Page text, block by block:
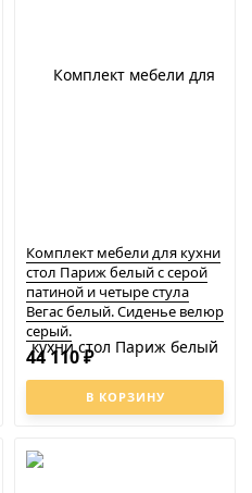
Комплект мебели для кухни
стол Париж белый с серой
патиной и четыре стула
Вегас белый. Сиденье велюр
серый.
В КОРЗИНУ
44 110₽